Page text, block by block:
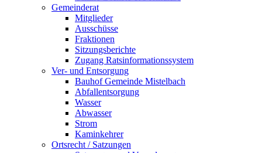
Gemeinderat
Mitglieder
Ausschüsse
Fraktionen
Sitzungsberichte
Zugang Ratsinformationssystem
Ver- und Entsorgung
Bauhof Gemeinde Mistelbach
Abfallentsorgung
Wasser
Abwasser
Strom
Kaminkehrer
Ortsrecht / Satzungen